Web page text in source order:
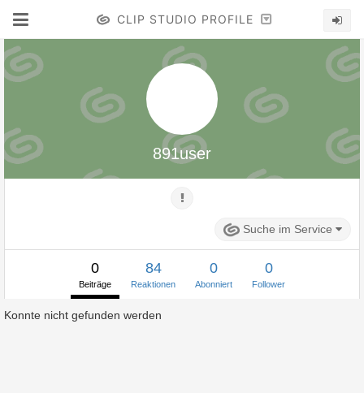
CLIP STUDIO PROFILE
891user
Suche im Service
0
Beiträge
84
Reaktionen
0
Abonniert
0
Follower
Konnte nicht gefunden werden